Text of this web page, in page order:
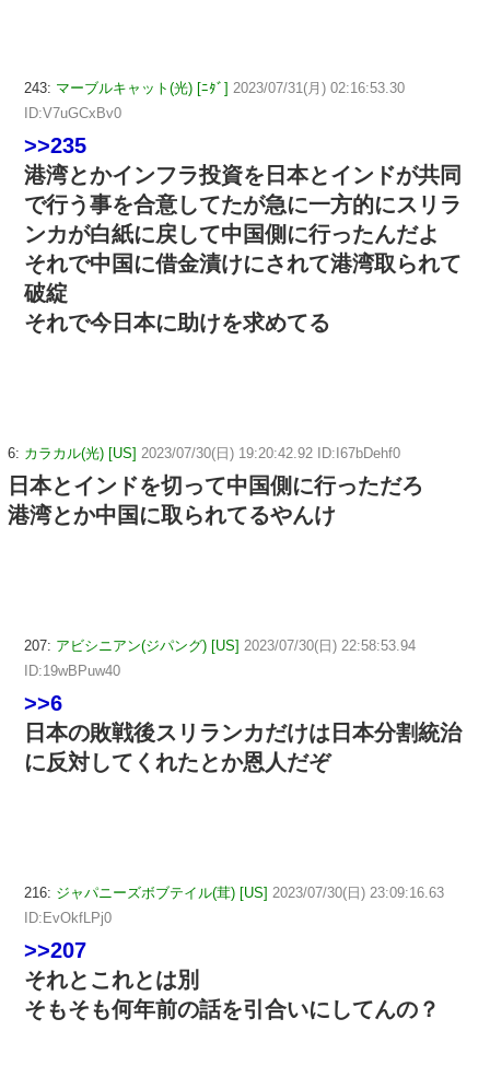
243: マーブルキャット(光) [ﾆﾀﾞ] 2023/07/31(月) 02:16:53.30
ID:V7uGCxBv0
>>235
港湾とかインフラ投資を日本とインドが共同
で行う事を合意してたが急に一方的にスリラ
ンカが白紙に戻して中国側に行ったんだよ
それで中国に借金漬けにされて港湾取られて
破綻
それで今日本に助けを求めてる
6: カラカル(光) [US] 2023/07/30(日) 19:20:42.92 ID:I67bDehf0
日本とインドを切って中国側に行っただろ
港湾とか中国に取られてるやんけ
207: アビシニアン(ジパング) [US] 2023/07/30(日) 22:58:53.94
ID:19wBPuw40
>>6
日本の敗戦後スリランカだけは日本分割統治
に反対してくれたとか恩人だぞ
216: ジャパニーズボブテイル(茸) [US] 2023/07/30(日) 23:09:16.63
ID:EvOkfLPj0
>>207
それとこれとは別
そもそも何年前の話を引合いにしてんの？